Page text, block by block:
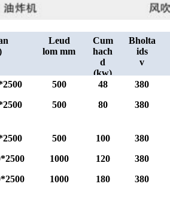
Leud
lom mm
Cum
hach
d
(kw)
Bholta
ids
v
500 48
380
500 80 380
500 100
380
1000 120
380
1000 180 380